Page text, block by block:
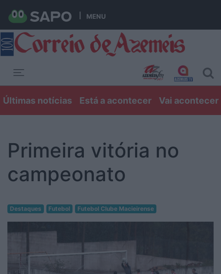
MENU
Últimas notícias Está a acontecer Vai acontecer
Primeira vitória no
campeonato
Destaques Futebol Futebol Clube Macieirense